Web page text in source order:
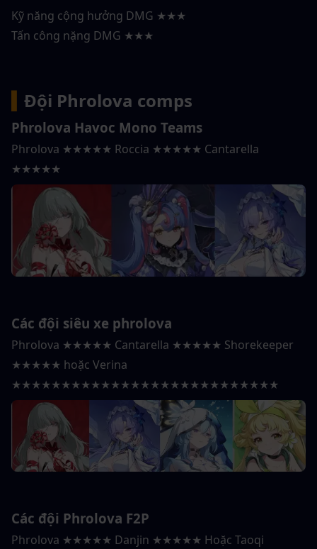
Kỹ năng cộng hưởng DMG ★★★
Tấn công nặng DMG ★★★
Đội Phrolova comps
Phrolova Havoc Mono Teams
Phrolova ★★★★★ Roccia ★★★★★ Cantarella
★★★★★
Các đội siêu xe phrolova
Phrolova ★★★★★ Cantarella ★★★★★ Shorekeeper
★★★★★ hoặc Verina
★★★★★★★★★★★★★★★★★★★★★★★★★★★
Các đội Phrolova F2P
Phrolova ★★★★★ Danjin ★★★★★ Hoặc Taoqi